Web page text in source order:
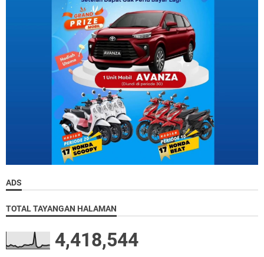
ADS
TOTAL TAYANGAN HALAMAN
4,418,544